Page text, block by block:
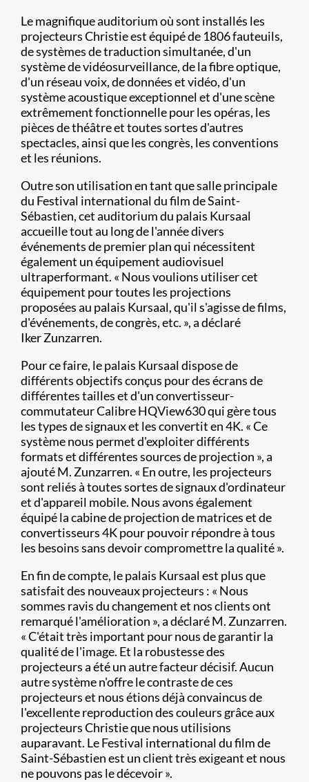
Le magnifique auditorium où sont installés les
projecteurs Christie est équipé de 1806 fauteuils,
de systèmes de traduction simultanée, d'un
système de vidéosurveillance, de la fibre optique,
d'un réseau voix, de données et vidéo, d'un
système acoustique exceptionnel et d'une scène
extrêmement fonctionnelle pour les opéras, les
pièces de théâtre et toutes sortes d'autres
spectacles, ainsi que les congrès, les conventions
et les réunions.
Outre son utilisation en tant que salle principale
du Festival international du film de Saint-
Sébastien, cet auditorium du palais Kursaal
accueille tout au long de l'année divers
événements de premier plan qui nécessitent
également un équipement audiovisuel
ultraperformant. « Nous voulions utiliser cet
équipement pour toutes les projections
proposées au palais Kursaal, qu'il s'agisse de films,
d'événements, de congrès, etc. », a déclaré
Iker Zunzarren.
Pour ce faire, le palais Kursaal dispose de
différents objectifs conçus pour des écrans de
différentes tailles et d'un convertisseur-
commutateur Calibre HQView630 qui gère tous
les types de signaux et les convertit en 4K. « Ce
système nous permet d'exploiter différents
formats et différentes sources de projection », a
ajouté M. Zunzarren. « En outre, les projecteurs
sont reliés à toutes sortes de signaux d'ordinateur
et d'appareil mobile. Nous avons également
équipé la cabine de projection de matrices et de
convertisseurs 4K pour pouvoir répondre à tous
les besoins sans devoir compromettre la qualité ».
En fin de compte, le palais Kursaal est plus que
satisfait des nouveaux projecteurs : « Nous
sommes ravis du changement et nos clients ont
remarqué l'amélioration », a déclaré M. Zunzarren.
« C'était très important pour nous de garantir la
qualité de l'image. Et la robustesse des
projecteurs a été un autre facteur décisif. Aucun
autre système n'offre le contraste de ces
projecteurs et nous étions déjà convaincus de
l'excellente reproduction des couleurs grâce aux
projecteurs Christie que nous utilisions
auparavant. Le Festival international du film de
Saint-Sébastien est un client très exigeant et nous
ne pouvons pas le décevoir ».